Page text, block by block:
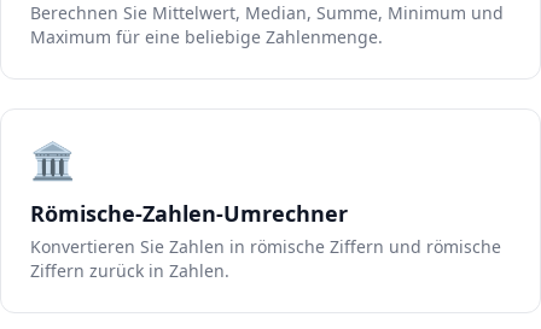
Berechnen Sie Mittelwert, Median, Summe, Minimum und
Maximum für eine beliebige Zahlenmenge.
🏛️
Römische-Zahlen-Umrechner
Konvertieren Sie Zahlen in römische Ziffern und römische
Ziffern zurück in Zahlen.